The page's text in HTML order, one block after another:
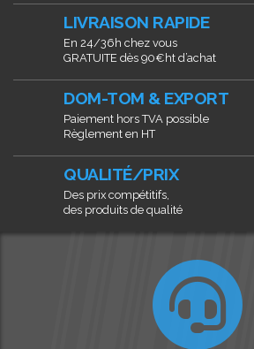
LIVRAISON RAPIDE
En 24/36h chez vous
GRATUITE dès 90€ht d’achat
DOM-TOM & EXPORT
Paiement hors TVA possible
Règlement en HT
QUALITÉ/PRIX
Des prix compétitifs,
des produits de qualité